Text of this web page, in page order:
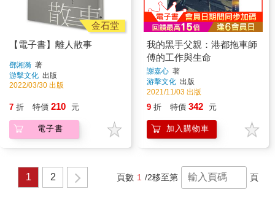
金石堂
【電子書】離人散事
鄧湘漪 著
游擊文化 出版
2022/03/30 出版
7 折 特價 210 元
電子書
我的黑手父親：港都拖車師
傅的工作與生命
謝嘉心 著
游擊文化 出版
2021/11/03 出版
9 折 特價 342 元
加入購物車
1 2 頁數 1 /2移至第 頁